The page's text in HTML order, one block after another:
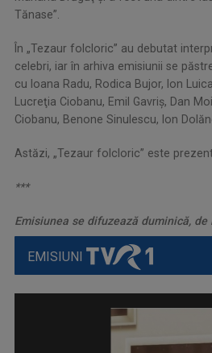
Tănase”.
În „Tezaur folcloric” au debutat
celebri, iar în arhiva emisiunii se
cu Ioana Radu, Rodica Bujor, Ion
Lucreţia Ciobanu, Emil Gavriş, Dan
Ciobanu, Benone Sinulescu, Ion
Astăzi, „Tezaur folcloric” este
***
Emisiunea se difuzează duminică, de
EMISIUNI
TEZAUR FOLCLORIC
Una dintre cele mai longevive emisiuni